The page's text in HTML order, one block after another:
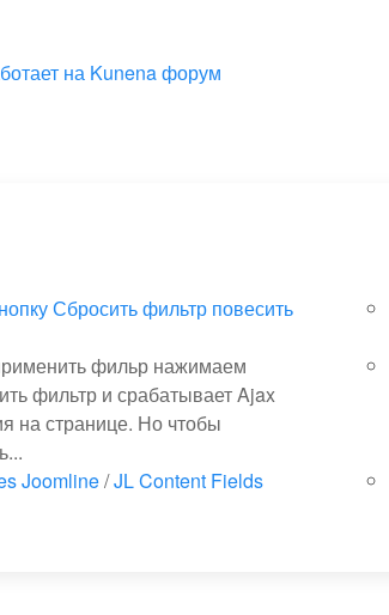
на Kunena форум
Сбросить фильтр повесить
фильр нажимаем
фильтр и срабатывает Ajax
на странице. Но чтобы
Joomline/JL Content Fields